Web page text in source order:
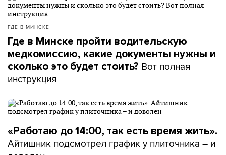
ГДЕ В МИНСКЕ
Где в Минске пройти водительскую
медкомиссию, какие документы нужны и
сколько это будет стоить? Вот полная
инструкция
«Работаю до 14:00, так есть время жить».
Айтишник подсмотрел график у плиточника – и